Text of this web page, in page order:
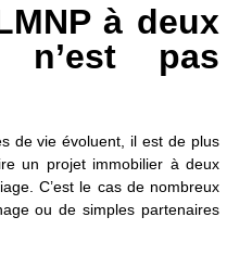
à deux
pas
de vie évoluent, il est de plus
un projet immobilier à deux
C’est le cas de nombreux
ou de simples partenaires